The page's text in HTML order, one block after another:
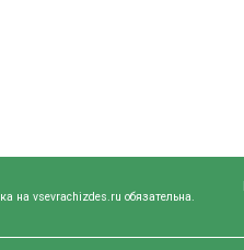
на vsevrachizdes.ru обязательна.